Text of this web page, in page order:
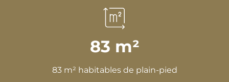
83 m²
83 m² habitables de plain-pied